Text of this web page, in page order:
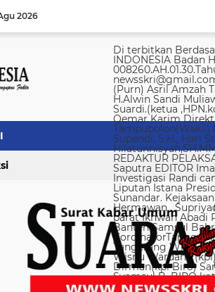
2026
Di terbitkan Berdasarkan Undang-Undang PERS Nomor40 Tahun 1999 SUARA KEADILAN RAKYAT INDONESIA Badan Hukum PT. SUARA KEADILAN RAKYAT INDONESIA Nomor AHU-008260.AH.01.30.Tahun 2023. NOTARIS Zulfahmy Yanuar Adam, S.H, M.Kn EMAIL REDAKSI newsskri@gmail.com PENDIRI Safril Koto, Akmal Hadi, PENANGGUNG JAWAB Safril PEMBINA Mayjen (Purn) Asril Amzah Tanjung. Kapten. (Purn) Eko. S. Hadi. Amd Alstein Nesar Manumpil Amirudin ZA,S.AG H.Alwin Sandi Muliawan Widjaja RUDI DEWAN PENASEHAT. Syafril, SH Drs H. Syakrowi zen SH. MH . Suardi.(ketua ,HPN.kota tangerang) Suardi.skb DEWAN KEROHANIAN H. gojali. PIMPINAN UMUM H.M Qemar Karim Direktur utama Januardi. PIMPINAN PERUSAHAAN Maya Sundari. Helmina Tampubolon(Wakil) PIMPINAN REDAKSI Safril koto Sandi Muliawan widjaja (wkl). WAKIl PIMRED Ali Supendi, S.H., Hari Stiawan S.I .Kom., PANESEHAT Hukum Ali Supendi, S.H Imas Hilatunnisyah,SH.MM.MSi Rudi Afriansa ,SH. LITBANG Afriliana REDAKTUR EXSKUTIF H Muhamad cen REDAKTUR PELAKSANA Ali Supendi, S.H SEKRETARIS Arsifah A,Asmi. BENDAHARA Fina Safriana Ismail Saputra EDITOR Imanuel Adven Anunut STAFF REDAKSI Hendri Deliya febriani Sophia Trisnawati Investigasi Randi candra Ardi Anan, SH. DEWAN REDAKSI Safril Koto Ali Supendi, SH Akmal Hadi Liputan Istana Presiden . Dahlia Febriyani KOORDINATOR LIPUTA Nurul, A MPR, DPR RI Irin kemas Eri Sunandar. Kejaksaan Agung Akmal Hadi. Ombudsman Budi k. DKI jakarta Sophia Trisnawati (Ka.korwil) Hermawan . Supriyadi. Jakarta Selatan Ahmad Fauzan ( kpl Biro). Soli AbdulRahman Sirojudin Jakarta barat Ikhwan Abadi Randi Candra Jakarta timur Yayan s Refnaldi Jakarta pusat Ikhwan Abadi Korwil Banten Samsul Bahri (kpl kowil) Wirson risman Indra joni . Biro kab/kota madya Bogor Hari. Arsifah KordinatorTangerang raya Rizwan Aidil ( kpl. Perwakilan). Boy Alexander Ramadhan Biro kota Tangerang Wisnu Wardana(kpl). Irin Kamas Andriyano Anugrah Rinaldi KABUPATEN